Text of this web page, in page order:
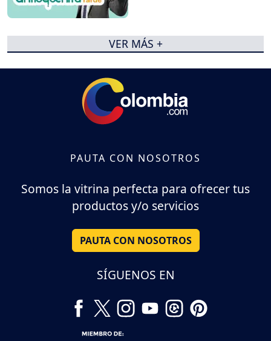
VER MÁS +
PAUTA CON NOSOTROS
Somos la vitrina perfecta para ofrecer tus
productos y/o servicios
PAUTA CON NOSOTROS
SÍGUENOS EN